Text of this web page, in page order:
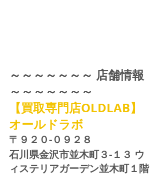
～～～～～～～ 店舗情報
～～～～～～～
【買取専門店OLDLAB】
オールドラボ
〒９２０-０９２８
石川県金沢市並木町３-１３ ウ
ィステリアガーデン並木町１階